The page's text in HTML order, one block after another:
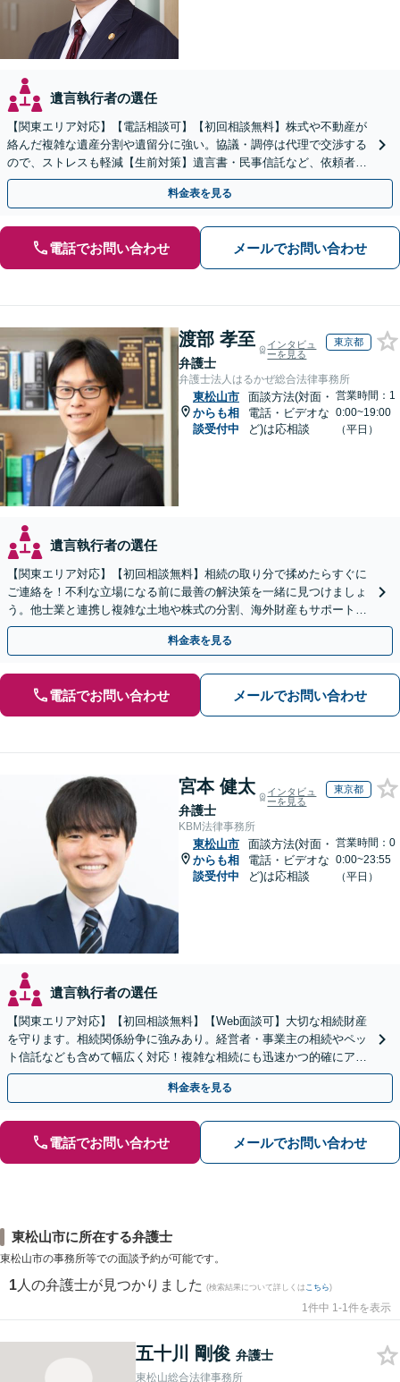
遺言執行者の選任
【関東エリア対応】【電話相談可】【初回相談無料】株式や不動産が
絡んだ複雑な遺産分割や遺留分に強い。協議・調停は代理で交渉する
ので、ストレスも軽減【生前対策】遺言書・民事信託など、依頼者さ
まの希望に合わせて対応【夜間・休日面談可】
料金表を見る
電話でお問い合わせ メールでお問い合わせ
渡部 孝至
弁護士
インタビュ
ーを見る
東京都
弁護士法人はるかぜ総合法律事務所
東松山市
からも相
談受付中
面談方法(対面・
電話・ビデオな
ど)は応相談
営業時間：1
0:00~19:00
（平日）
遺言執行者の選任
【関東エリア対応】【初回相談無料】相続の取り分で揉めたらすぐに
ご連絡を！不利な立場になる前に最善の解決策を一緒に見つけましょ
う。他士業と連携し複雑な土地や株式の分割、海外財産もサポート。
どんな些細な疑問でも構いません。お気軽にご相談ください
料金表を見る
電話でお問い合わせ メールでお問い合わせ
宮本 健太
弁護士
インタビュ
ーを見る
東京都
KBM法律事務所
東松山市
からも相
談受付中
面談方法(対面・
電話・ビデオな
ど)は応相談
営業時間：0
0:00~23:55
（平日）
遺言執行者の選任
【関東エリア対応】【初回相談無料】【Web面談可】大切な相続財産
を守ります。相続関係紛争に強みあり。経営者・事業主の相続やペッ
ト信託なども含めて幅広く対応！複雑な相続にも迅速かつ的確にアド
バイスいたします。
料金表を見る
電話でお問い合わせ メールでお問い合わせ
東松山市に所在する弁護士
東松山市の事務所等での面談予約が可能です。
1 人の弁護士が見つかりました (検索結果について詳しくは こちら)
1件中 1-1件を表示
五十川 剛俊 弁護士
東松山総合法律事務所